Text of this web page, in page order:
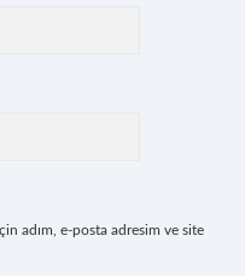
adım, e-posta adresim ve site